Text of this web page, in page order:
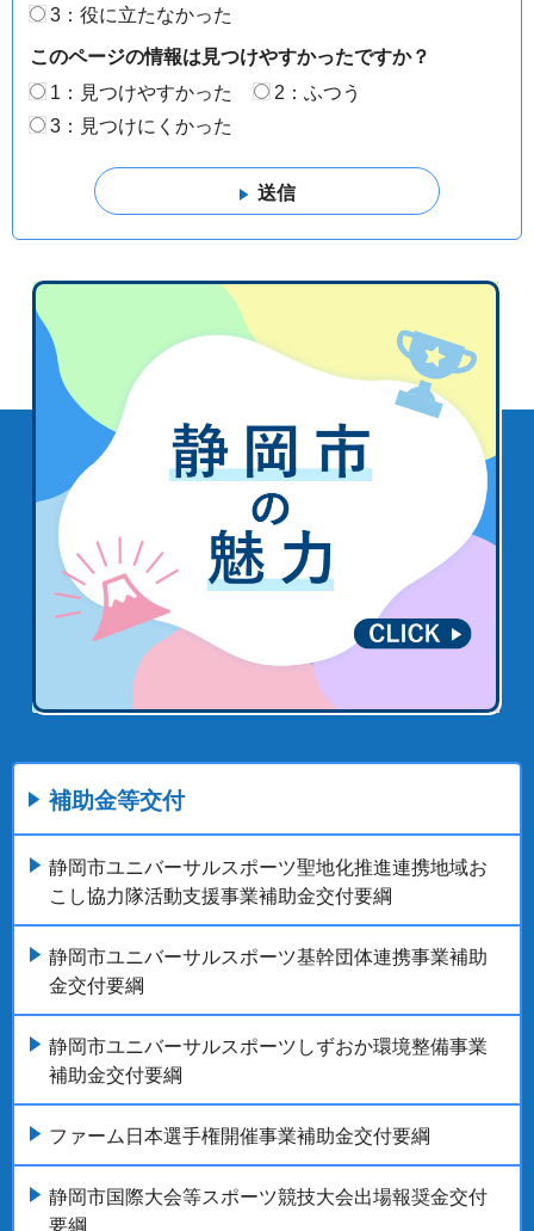
3：役に立たなかった
このページの情報は見つけやすかったですか？
1：見つけやすかった
2：ふつう
3：見つけにくかった
補助金等交付
静岡市ユニバーサルスポーツ聖地化推進連携地域お
こし協力隊活動支援事業補助金交付要綱
静岡市ユニバーサルスポーツ基幹団体連携事業補助
金交付要綱
静岡市ユニバーサルスポーツしずおか環境整備事業
補助金交付要綱
ファーム日本選手権開催事業補助金交付要綱
静岡市国際大会等スポーツ競技大会出場報奨金交付
要綱